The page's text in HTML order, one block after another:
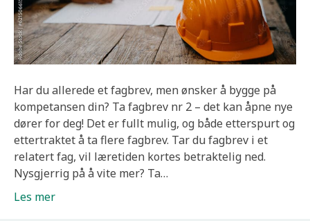
Har du allerede et fagbrev, men ønsker å bygge på
kompetansen din? Ta fagbrev nr 2 – det kan åpne nye
dører for deg! Det er fullt mulig, og både etterspurt og
ettertraktet å ta flere fagbrev. Tar du fagbrev i et
relatert fag, vil læretiden kortes betraktelig ned.
Nysgjerrig på å vite mer? Ta…
Les mer